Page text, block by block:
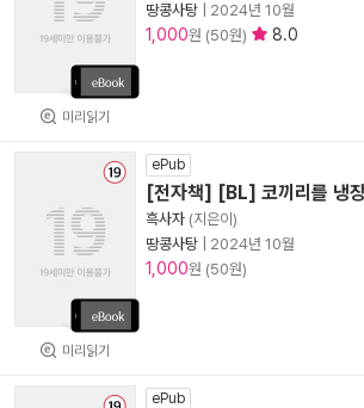
미리읽기
땅콩사탕
2024년 10월
1,000원 (50원) 8.0
미리읽기
ePub
[전자책] [BL] 코끼리를 냉
흑사자 (지은이)
땅콩사탕
2024년 10월
1,000원 (50원)
ePub